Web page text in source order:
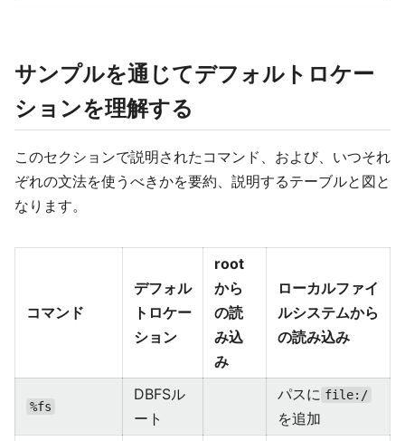
サンプルを通じてデフォルトロケー
ションを理解する
このセクションで説明されたコマンド、および、いつそれ
ぞれの文法を使うべきかを要約、説明するテーブルと図と
なります。
コマンド
デフォル
トロケー
ション
root
から
の読
み込
み
ローカルファイ
ルシステムから
の読み込み
%fs
DBFSル
ート
パスに file:/
を追加